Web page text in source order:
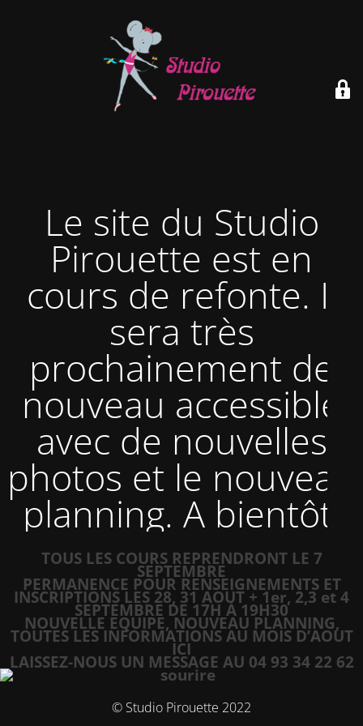
Le site du Studio
Pirouette est en
cours de refonte. Il
sera très
prochainement de
nouveau accessible
avec de nouvelles
photos et le nouveau
planning. A bientôt.
TOUS LES COURS REPRENDRONT LE 7
SEPTEMBRE
PERMANENCE POUR RENSEIGNEMENTS ET
INSCRIPTIONS LES 28, 31 AOUT + 1er, 2,3 et 4
SEPTEMBRE DE 17H À 19H30
NOUVELLE EQUIPE, NOUVEAU PLANNING,
TOUTES LES INFORMATIONS AU MOIS D’AOUT
ICI
LAISSEZ-NOUS UN MESSAGE AU 04 93 34 22 62
© Studio Pirouette 2022